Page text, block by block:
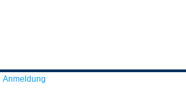
Anmeldung